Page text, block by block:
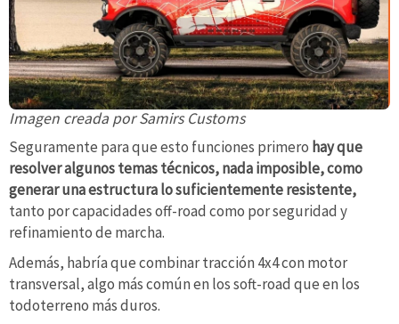
Imagen creada por Samirs Customs
Seguramente para que esto funciones primero hay que
resolver algunos temas técnicos, nada imposible, como
generar una estructura lo suficientemente resistente,
tanto por capacidades off-road como por seguridad y
refinamiento de marcha.
Además, habría que combinar tracción 4x4 con motor
transversal, algo más común en los soft-road que en los
todoterreno más duros.